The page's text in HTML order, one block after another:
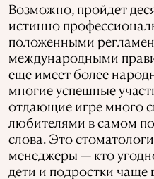
Возможно, пройдет
истинно
положенными
международными
еще имеет более
многие успешные
отдающие игре много
любителями в самом
слова. Это
менеджеры — кто
дети и подростки чаще